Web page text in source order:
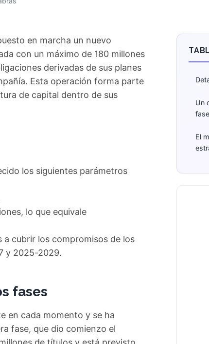
en marcha un nuevo
con un máximo de 180 millones
derivadas de sus planes
Esta operación forma parte
de capital dentro de sus
los siguientes parámetros
lo que equivale
a cubrir los compromisos de los
y 2025-2029.
fases
en cada momento y se ha
fase, que dio comienzo el
Un
El